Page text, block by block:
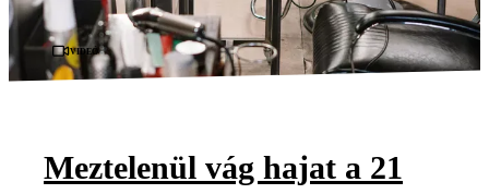
Videó
Meztelenül vág hajat a 21